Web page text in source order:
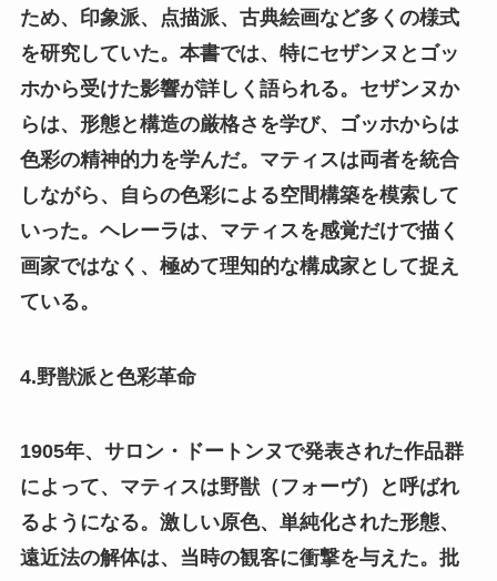
ため、印象派、点描派、古典絵画など多くの様式
を研究していた。本書では、特にセザンヌとゴッ
ホから受けた影響が詳しく語られる。セザンヌか
らは、形態と構造の厳格さを学び、ゴッホからは
色彩の精神的力を学んだ。マティスは両者を統合
しながら、自らの色彩による空間構築を模索して
いった。ヘレーラは、マティスを感覚だけで描く
画家ではなく、極めて理知的な構成家として捉え
ている。
4.野獣派と色彩革命
1905年、サロン・ドートンヌで発表された作品群
によって、マティスは野獣（フォーヴ）と呼ばれ
るようになる。激しい原色、単純化された形態、
遠近法の解体は、当時の観客に衝撃を与えた。批